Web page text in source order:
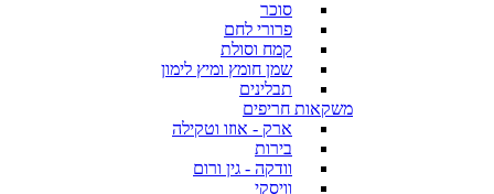
סוכר
פרורי לחם
קמח וסולת
שמן חומץ ומיץ לימון
תבלינים
משקאות חריפים
ארק - אוזו וטקילה
בירות
וודקה - גין ורום
וויסקי